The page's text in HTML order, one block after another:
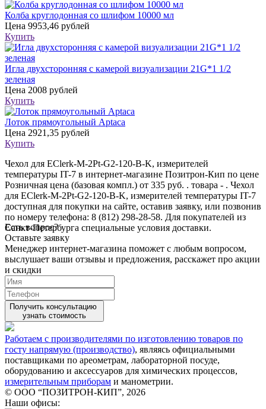
Колба круглодонная со шлифом 10000 мл
Цена 9953,46 рублей
Купить
Игла двухсторонняя с камерой визуализации 21G*1 1/2
зеленая
Цена 2008 рублей
Купить
Лоток прямоугольный Aptaca
Цена 2921,35 рублей
Купить
Чехол для EClerk-M-2Pt-G2-120-B-K, измерителей
температуры IT-7 в интернет-магазине Позитрон-Кип по цене
Розничная цена (базовая компл.) от 335 руб. . товара - . Чехол
для EClerk-M-2Pt-G2-120-B-K, измерителей температуры IT-7
доступная для покупки на сайте, оставив заявку, или позвонив
по номеру телефона: 8 (812) 298-28-58. Для покупателей из
Санкт-Петербурга специальные условия доставки.
Есть вопрос?
Оставьте заявку
Менеджер интернет-магазина поможет с любым вопросом,
выслушает ваши отзывы и предложения, расскажет про акции
и скидки
Получить консультацию
узнать стоимость
Работаем с производителями по изготовлению товаров по
госту напрямую (производство), являясь официальными
поставщиками по ареометрам, лабораторной посуде,
оборудованию и аксессуаров для химических процессов,
измерительным приборам и манометрии.
© ООО “ПОЗИТРОН-КИП”, 2026
Наши офисы: